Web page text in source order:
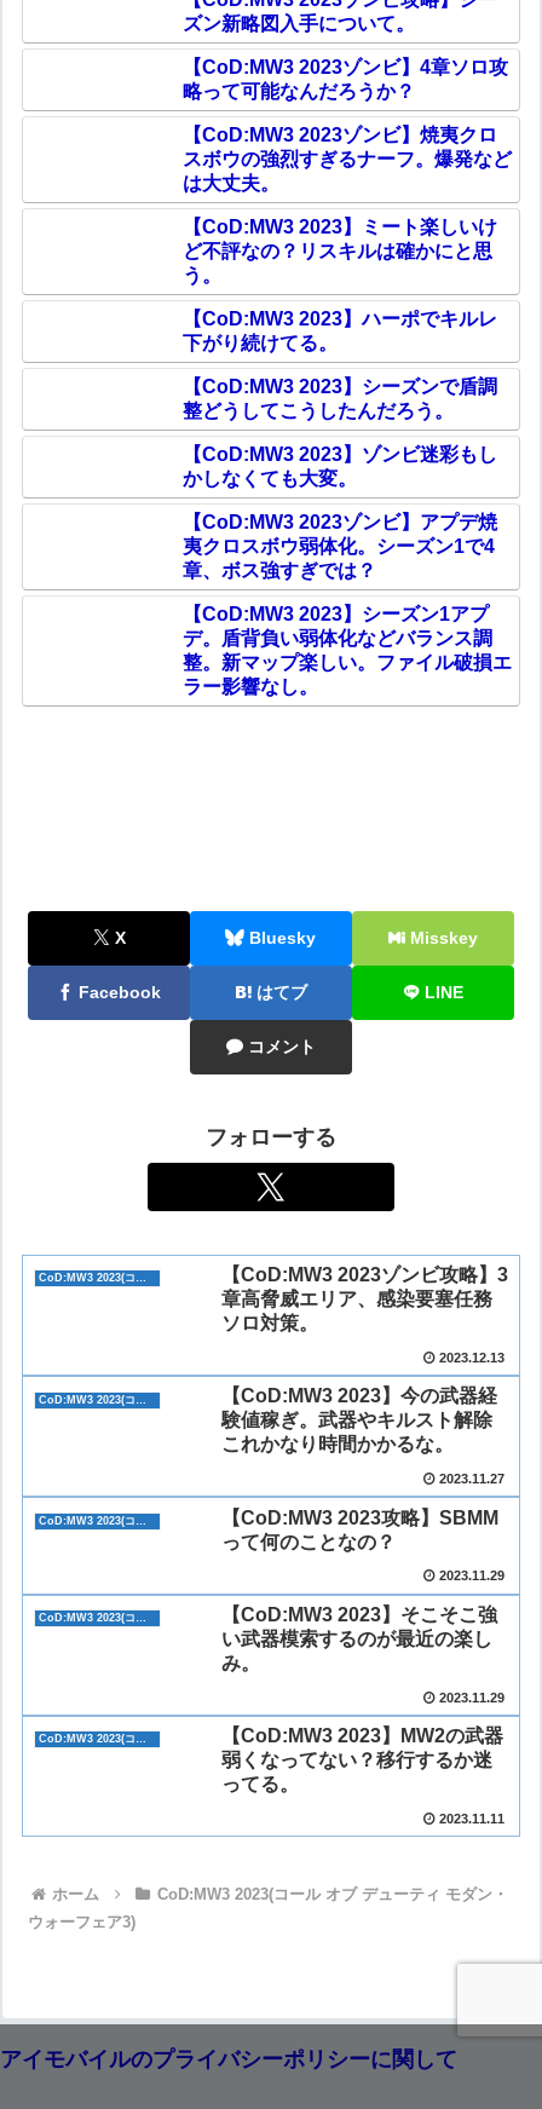
ズン新略図入手について。
【CoD:MW3 2023ゾンビ】4章ソロ攻
略って可能なんだろうか？
【CoD:MW3 2023ゾンビ】焼夷クロ
スボウの強烈すぎるナーフ。爆発など
は大丈夫。
【CoD:MW3 2023】ミート楽しいけ
ど不評なの？リスキルは確かにと思
う。
【CoD:MW3 2023】ハーポでキルレ
下がり続けてる。
【CoD:MW3 2023】シーズンで盾調
整どうしてこうしたんだろう。
【CoD:MW3 2023】ゾンビ迷彩もし
かしなくても大変。
【CoD:MW3 2023ゾンビ】アプデ焼
夷クロスボウ弱体化。シーズン1で4
章、ボス強すぎでは？
【CoD:MW3 2023】シーズン1アプ
デ。盾背負い弱体化などバランス調
整。新マップ楽しい。ファイル破損エ
ラー影響なし。
X Bluesky Misskey
Facebook はてブ LINE
コメント
フォローする
CoD:MW3 2023(コール オブ デューティ モダン・ウォーフェア3)
【CoD:MW3 2023ゾンビ攻略】3
章高脅威エリア、感染要塞任務
ソロ対策。
2023.12.13
【CoD:MW3 2023】今の武器経
験値稼ぎ。武器やキルスト解除
これかなり時間かかるな。
2023.11.27
【CoD:MW3 2023攻略】SBMM
って何のことなの？
2023.11.29
【CoD:MW3 2023】そこそこ強
い武器模索するのが最近の楽し
み。
2023.11.29
CoD:MW3 2023(コール オブ デューティ モダン・ウォーフェア3)
【CoD:MW3 2023】MW2の武器
弱くなってない？移行するか迷
ってる。
2023.11.11
ホーム
CoD:MW3 2023(コール オブ デューティ モダン・
ウォーフェア3)
アイモバイルのプライバシーポリシーに関して